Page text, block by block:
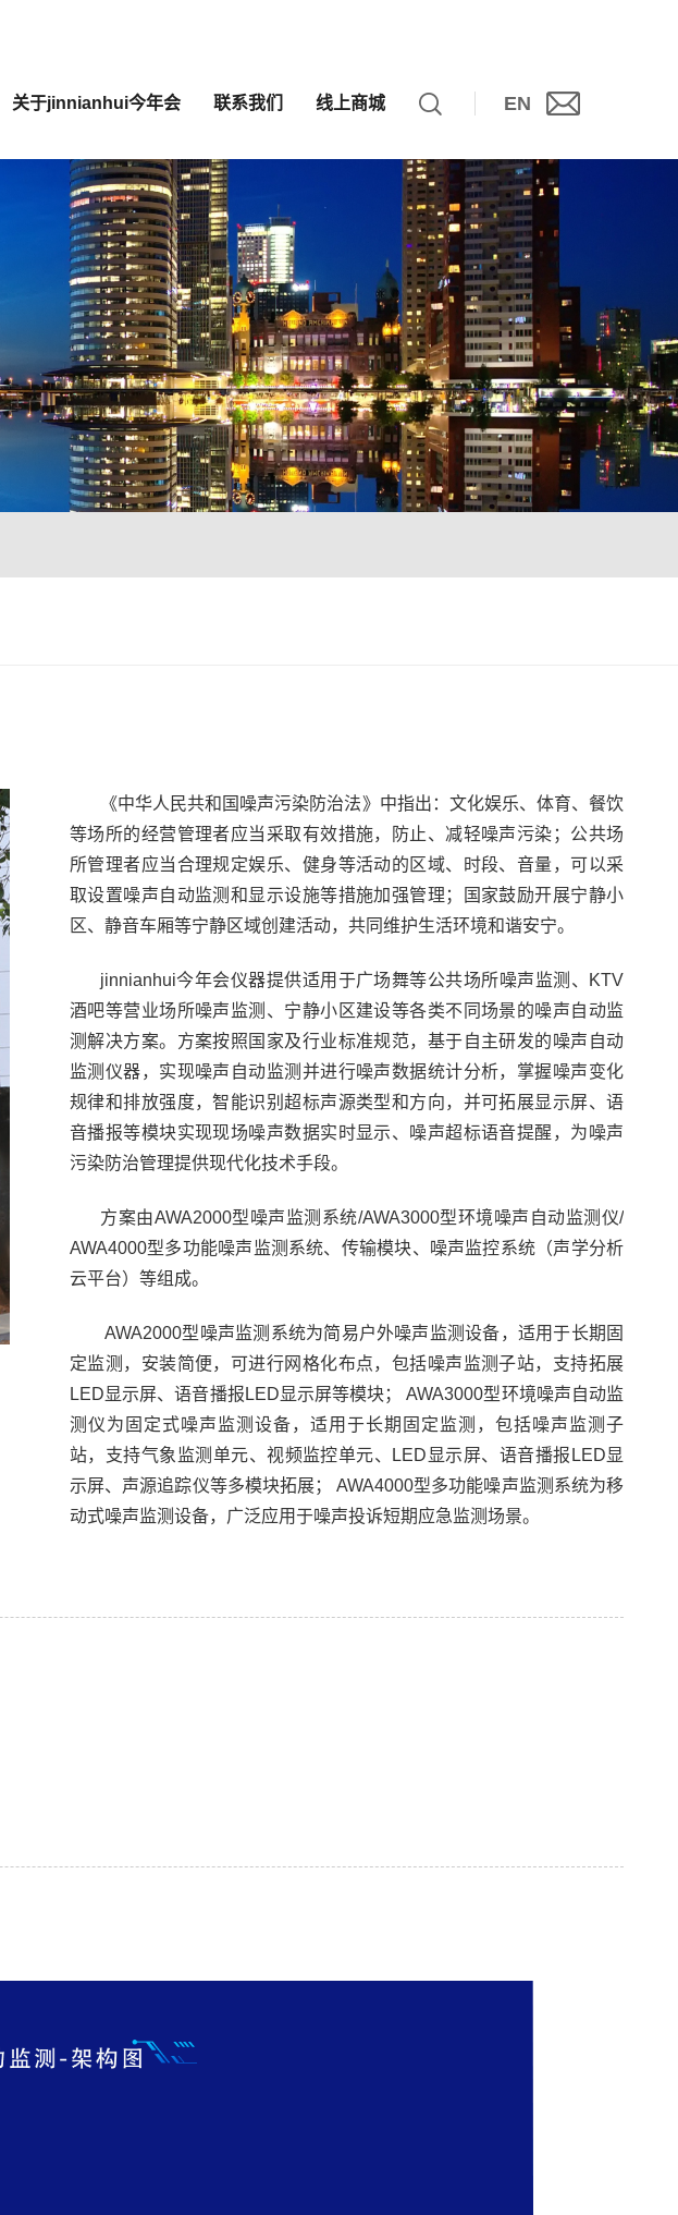
EN
关于jinnianhui今年会 联系我们 线上商城
《中华人民共和国噪声污染防治法》中指出：文化娱乐、体育、餐饮
等场所的经营管理者应当采取有效措施，防止、减轻噪声污染；公共场
所管理者应当合理规定娱乐、健身等活动的区域、时段、音量，可以采
取设置噪声自动监测和显示设施等措施加强管理；国家鼓励开展宁静小
区、静音车厢等宁静区域创建活动，共同维护生活环境和谐安宁。
jinnianhui今年会仪器提供适用于广场舞等公共场所噪声监测、KTV
酒吧等营业场所噪声监测、宁静小区建设等各类不同场景的噪声自动监
测解决方案。方案按照国家及行业标准规范，基于自主研发的噪声自动
监测仪器，实现噪声自动监测并进行噪声数据统计分析，掌握噪声变化
规律和排放强度，智能识别超标声源类型和方向，并可拓展显示屏、语
音播报等模块实现现场噪声数据实时显示、噪声超标语音提醒，为噪声
污染防治管理提供现代化技术手段。
方案由AWA2000型噪声监测系统/AWA3000型环境噪声自动监测仪/
AWA4000型多功能噪声监测系统、传输模块、噪声监控系统（声学分析
云平台）等组成。
AWA2000型噪声监测系统为简易户外噪声监测设备，适用于长期固
定监测，安装简便，可进行网格化布点，包括噪声监测子站，支持拓展
LED显示屏、语音播报LED显示屏等模块； AWA3000型环境噪声自动监
测仪为固定式噪声监测设备，适用于长期固定监测，包括噪声监测子
站，支持气象监测单元、视频监控单元、LED显示屏、语音播报LED显
示屏、声源追踪仪等多模块拓展； AWA4000型多功能噪声监测系统为移
动式噪声监测设备，广泛应用于噪声投诉短期应急监测场景。